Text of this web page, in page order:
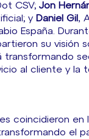
CSV; Jon
y Daniel Gil ,
España.
su visión
transformando
al cliente y la
coincidieron en
el